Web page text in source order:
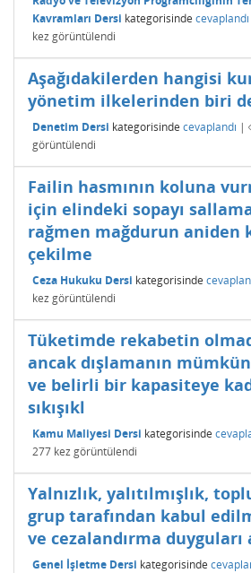
Kavramları Dersi kategorisinde cevaplandı
kez görüntülendi
Aşağıdakilerden hangisi
yönetim ilkelerinden biri
Denetim Dersi kategorisinde cevaplandı |
görüntülendi
Failin hasmının koluna
için elindeki sopayı
rağmen mağdurun aniden
çekilme
Ceza Hukuku Dersi kategorisinde
kez görüntülendi
Tüketimde rekabetin
ancak dışlamanın
ve belirli bir kapasiteye
sıkışıkl
Kamu Maliyesi Dersi kategorisinde
277 kez görüntülendi
Yalnızlık, yalıtılmışlık,
grup tarafından kabul
ve cezalandırma duyguları
Genel İşletme Dersi kategorisinde